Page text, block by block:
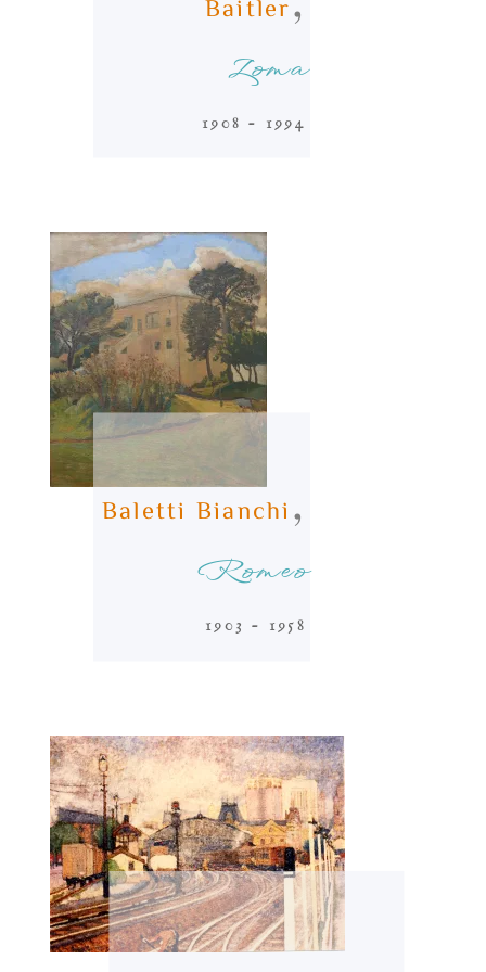
Baitler
Zoma
1908 - 1994
Baletti Bianchi ,
Romeo
1903 - 1958